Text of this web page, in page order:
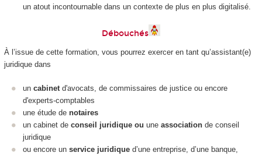
un atout incontournable dans un contexte de plus en plus digitalisé.
Débouchés
À l’issue de cette formation, vous pourrez exercer en tant qu’assistant(e)
juridique dans
un cabinet d'avocats, de commissaires de justice ou encore
d'experts-comptables
une étude de notaires
un cabinet de conseil juridique ou une association de conseil
juridique
ou encore un service juridique d’une entreprise, d’une banque,